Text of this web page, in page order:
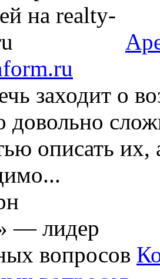
заходит о
довольно
описать их,